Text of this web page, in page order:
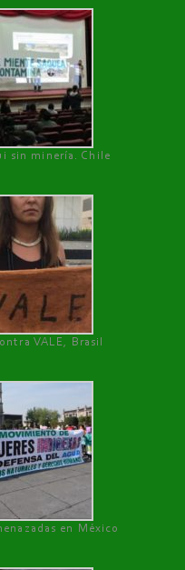
sin minería. Chile
VALE, Brasil
en México